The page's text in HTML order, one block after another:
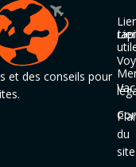
et des conseils pour
du
site